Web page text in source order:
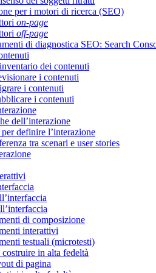
per i motori di ricerca (SEO)
on-page
off-page
di diagnostica SEO: Search
dei contenuti
i contenuti
i contenuti
i contenuti
dell’interazione
definire l’interazione
tra scenari e user stories
di composizione
interattivi
testuali (microtesti)
in alta fedeltà
di pagina